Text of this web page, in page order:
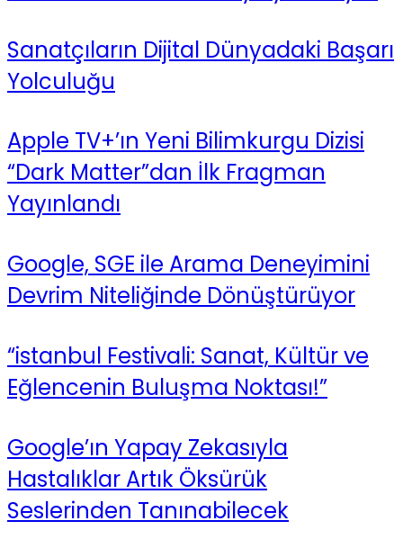
Sanatçıların Dijital Dünyadaki Başarı
Yolculuğu
Apple TV+’ın Yeni Bilimkurgu Dizisi
“Dark Matter”dan İlk Fragman
Yayınlandı
Google, SGE ile Arama Deneyimini
Devrim Niteliğinde Dönüştürüyor
“istanbul Festivali: Sanat, Kültür ve
Eğlencenin Buluşma Noktası!”
Google’ın Yapay Zekasıyla
Hastalıklar Artık Öksürük
Seslerinden Tanınabilecek